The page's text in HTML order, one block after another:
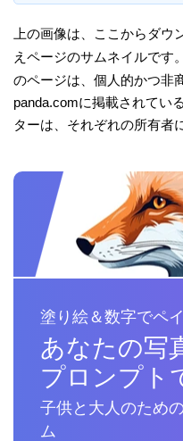
上の画像は、ここからダウ
えページのサムネイルです。
のページは、個人的かつ非
panda.comに掲載されてい
ターは、それぞれの所有者
塗り絵＆数字でペ
あなたの写
プロンプト
子供と大人のため
ム